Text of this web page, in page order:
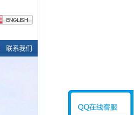
联系我们